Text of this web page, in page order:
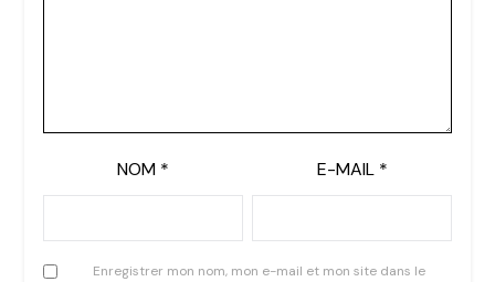
NOM * E-MAIL *
Enregistrer mon nom, mon e-mail et mon site dans le